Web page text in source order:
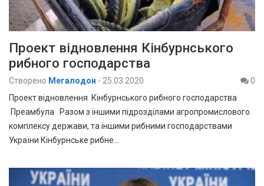
Проект відновлення Кінбурнського
рибного господарства
Створено Мегалодон - 25.03.2020
0
Проект відновлення Кінбурнського рибного господарства
Преамбула Разом з іншими підрозділами агропромислового
комплексу держави, та іншими рибними господарствами
України Кінбурнське рибне…